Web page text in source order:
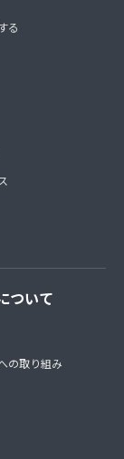
る
ついて
の取り組み